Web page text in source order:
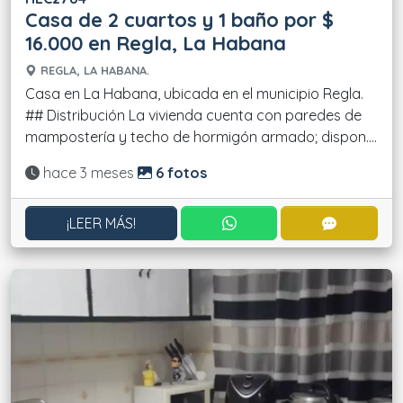
Casa de 2 cuartos y 1 baño por $
16.000 en Regla, La Habana
REGLA, LA HABANA.
Casa en La Habana, ubicada en el municipio Regla.
## Distribución La vivienda cuenta con paredes de
mampostería y techo de hormigón armado; dispon....
Actualizado:
hace 3 meses 6 fotos
¡LEER MÁS! CONTACTAR POR